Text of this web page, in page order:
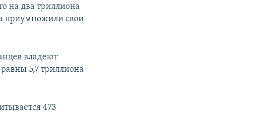
на два триллиона
приумножили свои
владеют
5,7 триллиона
473